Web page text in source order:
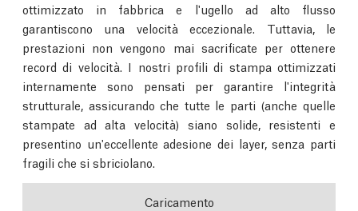
ottimizzato in fabbrica e l'ugello ad alto flusso
garantiscono una velocità eccezionale. Tuttavia, le
prestazioni non vengono mai sacrificate per ottenere
record di velocità. I nostri profili di stampa ottimizzati
internamente sono pensati per garantire l'integrità
strutturale, assicurando che tutte le parti (anche quelle
stampate ad alta velocità) siano solide, resistenti e
presentino un'eccellente adesione dei layer, senza parti
fragili che si sbriciolano.
Caricamento